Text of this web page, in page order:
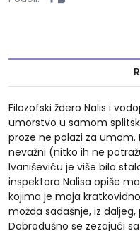
Filozofski ždero Nalis i
umorstvo u samom
proze ne polazi za umom.
nevažni (nitko ih ne
Ivaniševiću je više bilo
inspektora Nalisa opiše
kojima je moja
možda sadašnje, iz daljeg,
Dobrodušno se zezajući